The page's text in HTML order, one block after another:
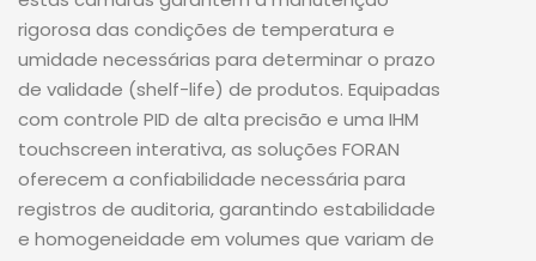
rigorosa das condições de temperatura e
umidade necessárias para determinar o prazo
de validade (shelf-life) de produtos. Equipadas
com controle PID de alta precisão e uma IHM
touchscreen interativa, as soluções FORAN
oferecem a confiabilidade necessária para
registros de auditoria, garantindo estabilidade
e homogeneidade em volumes que variam de